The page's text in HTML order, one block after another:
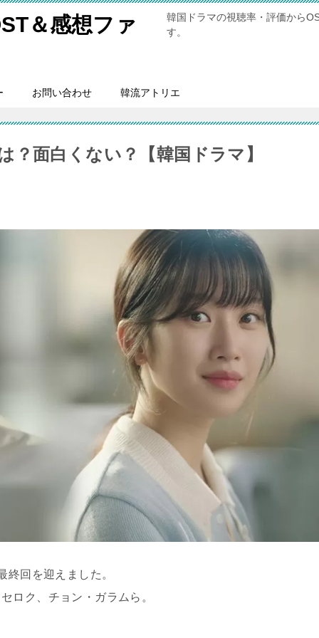
＆感想ファ
韓国ドラマの視聴率・評価から
す。
お問い合わせ 韓流アトリエ
？面白くない？【韓国ドラマ】
終回を迎えました。
ロク、チョン・ガラムら。